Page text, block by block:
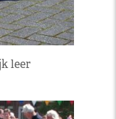
leer